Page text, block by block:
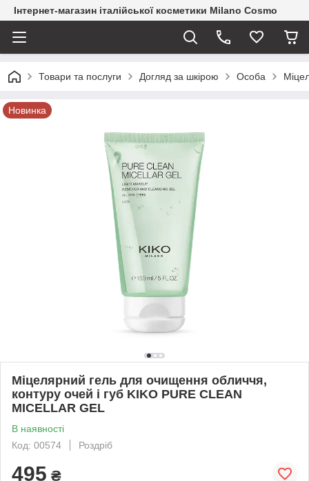
Інтернет-магазин італійської косметики Milano Cosmo
Товари та послуги Догляд за шкірою Особа
Новинка
Міцелярний гель для очищення обличчя,
контуру очей і губ KIKO PURE CLEAN
MICELLAR GEL
В наявності
Код: 00574
Роздріб
495 ₴